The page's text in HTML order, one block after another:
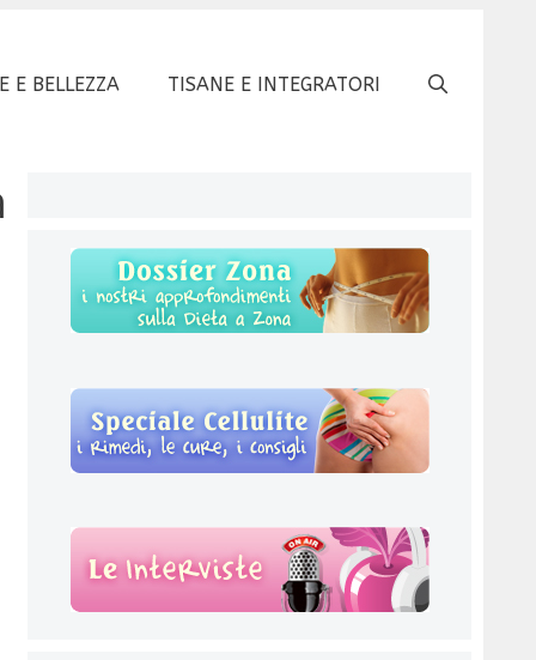
E BELLEZZA TISANE E INTEGRATORI